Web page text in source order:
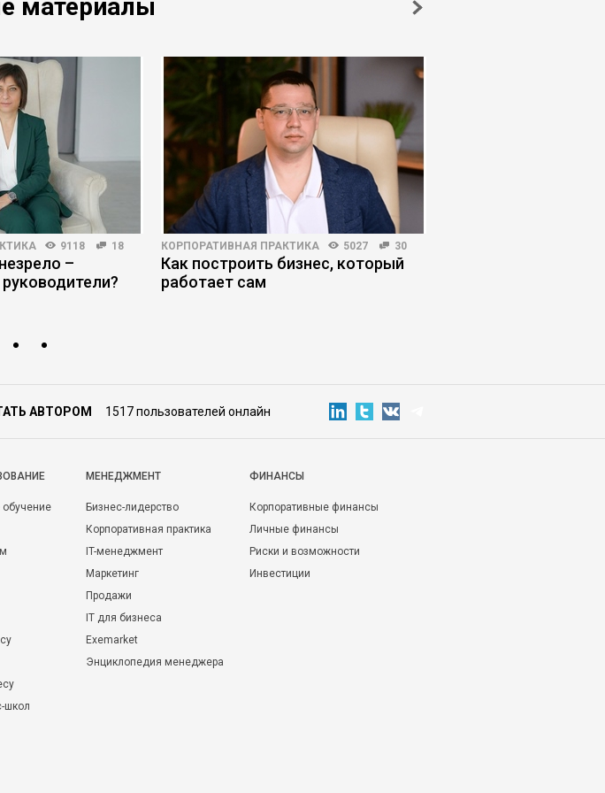
материалы
9118 18
–
КОРПОРАТИВНАЯ ПРАКТИКА 5027 30
Как построить бизнес, который
работает сам
АВТОРОМ 1517 пользователей онлайн
обучение
школ
МЕНЕДЖМЕНТ
Бизнес-лидерство
Корпоративная практика
IT-менеджмент
Маркетинг
Продажи
IT для бизнеса
Exemarket
Энциклопедия менеджера
ФИНАНСЫ
Корпоративные финансы
Личные финансы
Риски и возможности
Инвестиции